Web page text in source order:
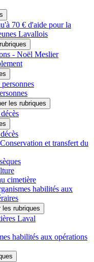
70 € d'aide pour la
Lavallois
- Noël Meslier
et transfert du
cimetière
habilités aux
Laval
habilités aux opérations